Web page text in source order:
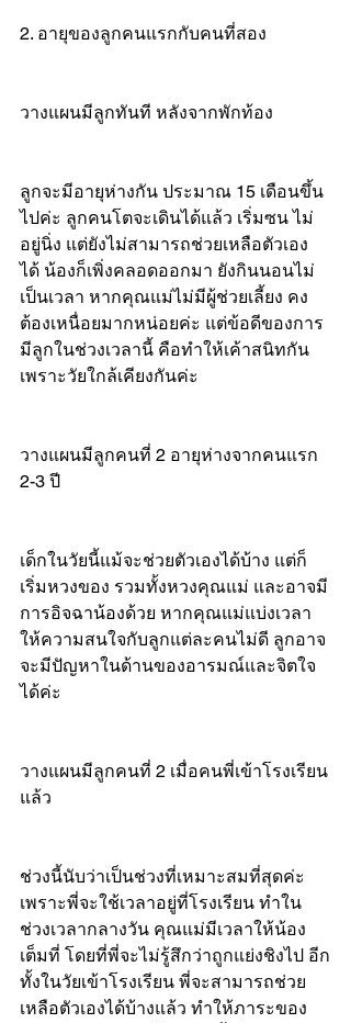
2. อายุของลูกคนแรกกับคนที่สอง
วางแผนมีลูกทันที หลังจากพักท้อง
ลูกจะมีอายุห่างกัน ประมาณ 15 เดือนขึ้น
ไปค่ะ ลูกคนโตจะเดินได้แล้ว เริ่มซน ไม่
อยู่นิ่ง แต่ยังไม่สามารถช่วยเหลือตัวเอง
ได้ น้องก็เพิ่งคลอดออกมา ยังกินนอนไม่
เป็นเวลา หากคุณแม่ไม่มีผู้ช่วยเลี้ยง คง
ต้องเหนื่อยมากหน่อยค่ะ แต่ข้อดีของการ
มีลูกในช่วงเวลานี้ คือทำให้เค้าสนิทกัน
เพราะวัยใกล้เคียงกันค่ะ
วางแผนมีลูกคนที่ 2 อายุห่างจากคนแรก
2-3 ปี
เด็กในวัยนี้แม้จะช่วยตัวเองได้บ้าง แต่ก็
เริ่มหวงของ รวมทั้งหวงคุณแม่ และอาจมี
การอิจฉาน้องด้วย หากคุณแม่แบ่งเวลา
ให้ความสนใจกับลูกแต่ละคนไม่ดี ลูกอาจ
จะมีปัญหาในด้านของอารมณ์และจิตใจ
ได้ค่ะ
วางแผนมีลูกคนที่ 2 เมื่อคนพี่เข้าโรงเรียน
แล้ว
ช่วงนี้นับว่าเป็นช่วงที่เหมาะสมที่สุดค่ะ
เพราะพี่จะใช้เวลาอยู่ที่โรงเรียน ทำใน
ช่วงเวลากลางวัน คุณแม่มีเวลาให้น้อง
เต็มที่ โดยที่พี่จะไม่รู้สึกว่าถูกแย่งชิงไป อีก
ทั้งในวัยเข้าโรงเรียน พี่จะสามารถช่วย
เหลือตัวเองได้บ้างแล้ว ทำให้ภาระของ